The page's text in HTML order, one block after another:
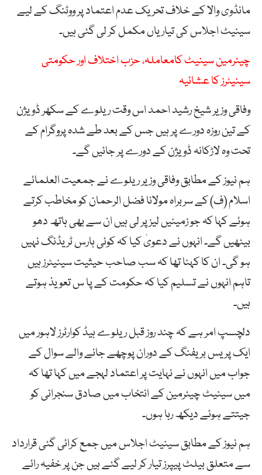
مانڈوی والا کے خلاف تحریک عدم اعتماد پر ووٹنگ کے لیے
سینیٹ اجلاس کی تیاریاں مکمل کر لی گئی ہیں۔
چیئرمین سینیٹ کامعاملہ، حزب اختلاف اور حکومتی
سینیٹرز کا عشائیہ
وفاقی وزیر شیخ رشید احمد اس وقت ریلوے کے سکھر ڈویژن
کے تین روزہ دورے پر ہیں جس کے بعد طے شدہ پروگرام کے
تحت وہ لاڑکانہ ڈویژن کے دورے پر جائیں گے۔
ہم نیوز کے مطابق وفاقی وزیر ریلوے نے جمعیت العلمائے
اسلام (ف) کے سربراہ مولانا فضل الرحمان کو مخاطب کرتے
ہوئے کہا کہ جو زمینیں لیز پر لی ہیں ان سے بھی ہاتھ دھو
بیٹھیں گے۔ انہوں نے دعویٰ کیا کہ کوئی ہارس ٹریڈنگ نہیں
ہو گی۔ ان کا کہنا تھا کہ سب صاحب حیثیت سینیٹرز ہیں
تاہم انہوں نے تسلیم کیا کہ حکومت کے پا س تعویذ ہوتے
ہیں۔
دلچسپ امر ہے کہ چند روز قبل ریلوے ہیڈ کوارٹرز لاہور میں
ایک پریس بریفنگ کے دوران پوچھے جانے والے سوال کے
جواب میں انہوں نے نہایت پر اعتماد لہجے میں کہا تھا کہ
میں سینیٹ چیئرمین کے انتخاب میں صادق سنجرانی کو
جیتتے ہوئے دیکھ رہا ہوں۔
ہم نیوز کے مطابق سینیٹ اجلاس میں جمع کرائی گئی قرارداد
سے متعلق بیلٹ پیپرز تیار کر لیے گئے ہیں جن پر خفیہ رائے